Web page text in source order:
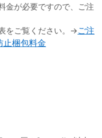
金が必要ですので、ご注
をご覧ください。→ご注
止梱包料金